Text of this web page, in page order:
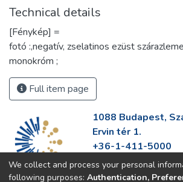
Technical details
[Fénykép] =
fotó :,negatív, zselatinos ezüst
monokróm ;
Full item page
1088 Budapest,
Ervin tér 1.
+36-1-411-5000
info@fszek.hu
https://fszek.hu
We collect and process your personal
following purposes: Authentication,